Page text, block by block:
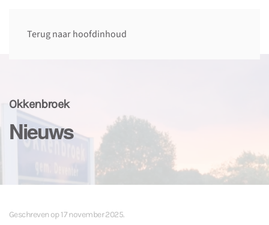
Terug naar hoofdinhoud
Okkenbroek
Nieuws
Geschreven op17 november 2025.